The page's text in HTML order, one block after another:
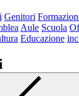
Genitori
Aule Scuola
Educazione